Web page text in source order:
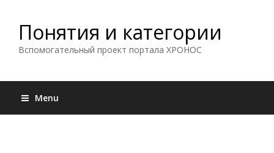
Понятия и категории
Вспомогательный проект портала ХРОНОС
Menu